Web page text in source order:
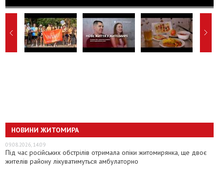
НОВИНИ ЖИТОМИРА
09.08.2026, 14:09
Під час російських обстрілів отримала опіки житомирянка, ще двоє
жителів району лікуватимуться амбулаторно